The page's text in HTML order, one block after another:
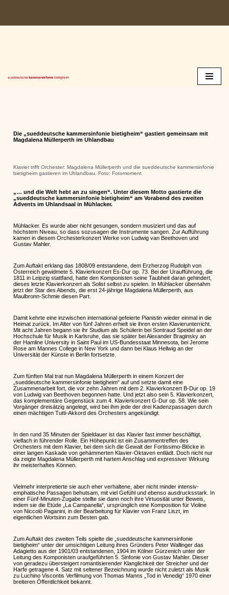
Zum
Die „sueddeutsche kammersinfonie bietigheim“ gastiert gemeinsam mit
Magdalena Müllerperth im Uhlandbau
Klavier trifft Orchester: Magdalena Müllerperth und die sueddeutsche kammersinfonie
bietigheim gastieren im Uhlandbau. Foto: Fotomoment
„… und die Welt hebt an zu singen“. Unter diesem Motto gastierte die
„sueddeutsche kammersinfonie bietigheim“ am Vorabend des zweiten
Advents im Uhlandsaal in Mühlacker.
Mühlacker. Es wurde aber nicht gesungen, sondern musiziert und das auf
höchstem Niveau, so dass sozusagen die Instrumente sangen. Zur Aufführung
kamen in diesem Orchesterkonzert Werke von Ludwig van Beethoven und
Gustav Mahler.
Zum Auftakt erklang das 1808/09 entstandene, dem Erzherzog Rudolph von
Österreich gewidmete 5. Klavierkonzert Es-Dur op. 73. Bei der Uraufführung, die
1811 in Leipzig stattfand, hatte den Komponisten seine Taubheit daran gehindert,
dieses letzte Klavierkonzert als Solist selbst zu spielen. In Mühlacker übernahm
jetzt der Star des Abends, die erst 24-jährige Magdalena Müllerperth, aus
Maulbronn-Schmie diesen Part.
Damit kehrte eine inzwischen international gefeierte Pianistin wieder einmal in die
Heimat zurück. Im Alter von fünf Jahren erhielt sie ihren ersten Klavierunterricht.
Mit acht Jahren begann sie ihr Studium als Schülerin bei Sontraud Speidel an der
Hochschule für Musik in Karlsruhe, das sie später bei Alexander Braginsky an
der Hamline University in Saint Paul im US-Bundesstaat Minnesota, bei Jerome
Rose am Mannes College in New York und dann bei Klaus Hellwig an der
Universität der Künste in Berlin fortsetzte.
Zum fünften Mal trat nun Magdalena Müllerperth in einem Konzert der
„sueddeutsche kammersinfonie bietigheim“ auf und setzte damit eine
Zusammenarbeit fort, die vor zehn Jahren mit dem 2. Klavierkonzert B-Dur op. 19
von Ludwig van Beethoven begonnen hatte. Und jetzt also sein 5. Klavierkonzert,
das komplementäre Gegenstück zum 4. Klavierkonzert G-Dur op. 58. Wie sein
Vorgänger dreisätzig angelegt, wird bei ihm jede der drei Kadenzpassagen durch
einen mächtigen Tutti-Akkord des Orchesters angekündigt.
In den rund 35 Minuten der Spieldauer ist das Klavier fast immer beschäftigt,
vielfach in führender Rolle. Ein Höhepunkt ist ein Zusammentreffen des
Orchesters mit dem Klavier, bei dem sich die Gewalt der Fortissimo-Blöcke in
einer langen Kaskade von gehämmerten Klavier-Oktaven entlädt. Doch nicht nur
da zeigte Magdalena Müllerperth mit hartem Anschlag und expressiver Wirkung
ihr meisterhaftes Können.
Vielmehr interpretierte sie auch eher verhaltene, aber nicht minder intensiv-
emphatische Passagen behutsam, mit viel Gefühl und ebenso ausdrucksstark. In
einer Fünf-Minuten-Zugabe stellte sie dann noch ihre Virtuosität unter Beweis,
indem sie die Etüde „La Campanella“, ursprünglich eine Komposition für Violine
von Niccolò Paganini, in der Bearbeitung für Klavier von Franz Liszt, im
eigentlichen Wortsinn zum Besten gab.
Zum Auftakt des zweiten Teils spielte die „sueddeutsche kammersinfonie
bietigheim“ unter der umsichtigen Leitung ihres Gründers Peter Wallinger das
Adagietto aus der 1901/03 entstandenen, 1904 im Kölner Gürzenich unter der
Leitung des Komponisten uraufgeführten 5. Sinfonie von Gustav Mahler. Dieser
von geradezu übersteigert romantisierender Klanglichkeit der Streicher und der
Harfe getragene 4. Satz mit seltener Bezeichnung wurde nicht zuletzt als Musik
zu Luchino Viscontis Verfilmung von Thomas Manns „Tod in Venedig“ 1970 einer
breiteren Öffentlichkeit bekannt.